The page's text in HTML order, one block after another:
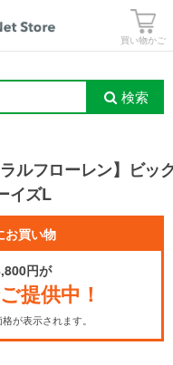
買い物かご
検索
ルフローレン】ビッ
イズL
買い物
円が
提供中！
が表示されます。